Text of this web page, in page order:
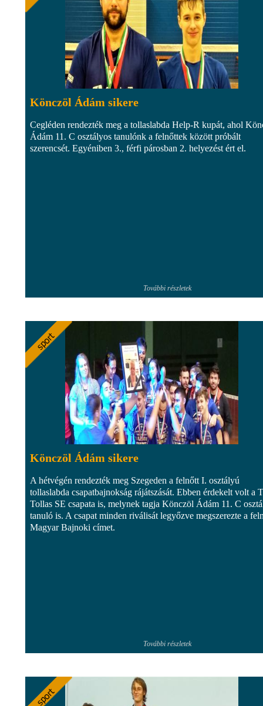
Könczöl Ádám sikere
Cegléden rendezték meg a tollaslabda Help-R kupát, ahol
Ádám 11. C osztályos tanulónk a felnőttek között próbált
szerencsét. Egyéniben 3., férfi párosban 2. helyezést ért el.
További részletek
Könczöl Ádám sikere
A hétvégén rendezték meg Szegeden a felnőtt I. osztályú
tollaslabda csapatbajnokság rájátszását. Ebben érdekelt volt a
Tollas SE csapata is, melynek tagja Könczöl Ádám 11. C
tanuló is. A csapat minden riválisát legyőzve megszerezte a
Magyar Bajnoki címet.
További részletek